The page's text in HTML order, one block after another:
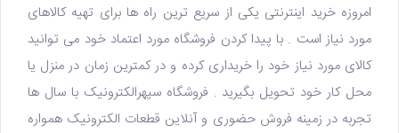
امروزه خرید اینترنتی یکی از سریع ترین راه ها برای تهیه کالاهای
مورد نیاز است . با پیدا کردن فروشگاه مورد اعتماد خود می توانید
کالای مورد نیاز خود را خریداری کرده و در کمترین زمان در منزل یا
محل کار خود تحویل بگیرید . فروشگاه سپهرالکترونیک با سال ها
تجربه در زمینه فروش حضوری و آنلاین قطعات الکترونیک همواره